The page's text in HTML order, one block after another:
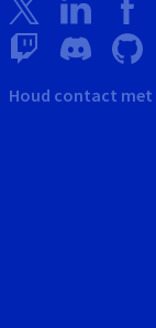
Houd contact met